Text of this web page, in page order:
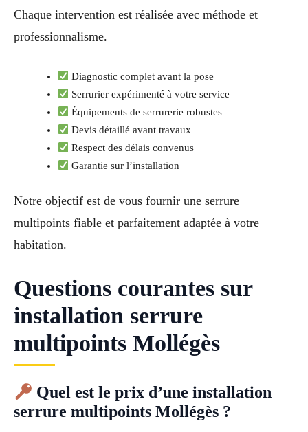
Chaque intervention est réalisée avec méthode et
professionnalisme.
Diagnostic complet avant la pose
Serrurier expérimenté à votre service
Équipements de serrurerie robustes
Devis détaillé avant travaux
Respect des délais convenus
Garantie sur l’installation
Notre objectif est de vous fournir une serrure
multipoints fiable et parfaitement adaptée à votre
habitation.
Questions courantes sur
installation serrure
multipoints Mollégès
Quel est le prix d’une installation
serrure multipoints Mollégès ?